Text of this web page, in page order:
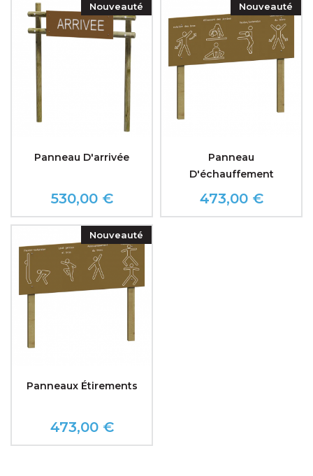
Nouveauté
Panneau D'arrivée
Prix
530,00 €
Nouveauté
Panneau
D'échauffement
Prix
473,00 €
Nouveauté
Panneaux Étirements
Prix
473,00 €